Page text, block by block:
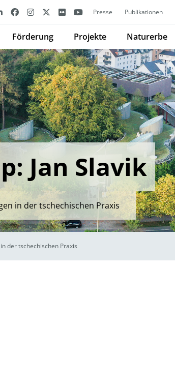
Presse Publikationen
Förderung Projekte Naturerbe
Jan Slavik
in der tschechischen Praxis
der tschechischen Praxis